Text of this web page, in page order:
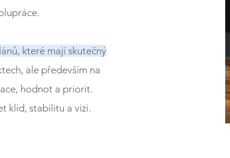
které mají skutečný
ale především na
hodnot a priorit.
klid, stabilitu a vizi.